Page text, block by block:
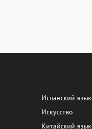
Испанский язык
Искусство
Китайский язык